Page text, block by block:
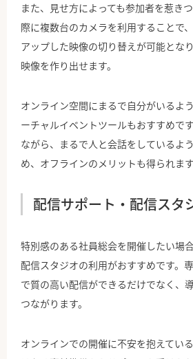
また、見せ方によっても参加者を惹き
際に複数台のカメラを利用することで
アップした映像の切り替えが可能とな
映像を作り出せます。
オンライン空間にまるで自分がいるよ
ーチャルイベントツールもおすすめで
ながら、まるで人と会話をしているよ
め、オフラインのメリットも得られます
配信サポート・配信スタ
特別感のある社員総会を開催したい場
配信スタジオの利用がおすすめです。
で質の高い配信ができるだけでなく、
つながります。
オンラインでの開催に不安を抱えてい